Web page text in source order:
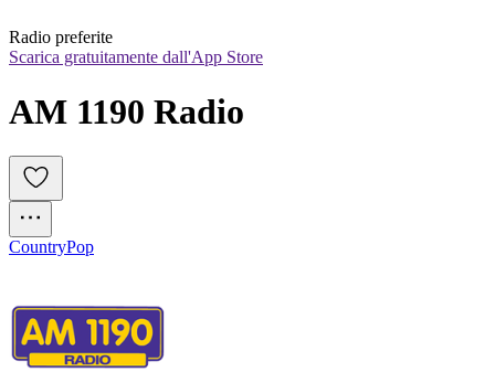
Radio preferite
Scarica gratuitamente dall'App Store
AM 1190 Radio
CountryPop